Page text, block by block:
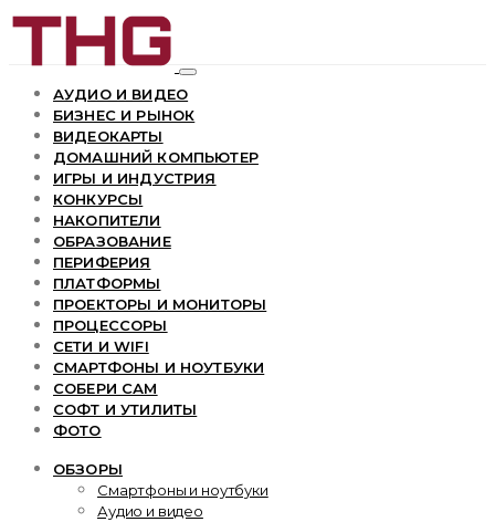
АУДИО И ВИДЕО
БИЗНЕС И РЫНОК
ВИДЕОКАРТЫ
ДОМАШНИЙ КОМПЬЮТЕР
ИГРЫ И ИНДУСТРИЯ
КОНКУРСЫ
НАКОПИТЕЛИ
ОБРАЗОВАНИЕ
ПЕРИФЕРИЯ
ПЛАТФОРМЫ
ПРОЕКТОРЫ И МОНИТОРЫ
ПРОЦЕССОРЫ
СЕТИ И WIFI
СМАРТФОНЫ И НОУТБУКИ
СОБЕРИ САМ
СОФТ И УТИЛИТЫ
ФОТО
ОБЗОРЫ
Смартфоны и ноутбуки
Аудио и видео